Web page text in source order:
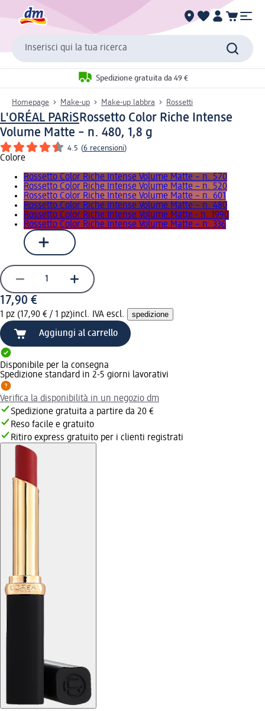
Inserisci qui la tua ricerca
Spedizione gratuita da 49 €
Homepage Make-up Make-up labbra Rossetti
L'ORÉAL PARiSRossetto Color Riche Intense
Volume Matte – n. 480, 1,8 g
4.5 (6 recensioni)
Colore
Rossetto Color Riche Intense Volume Matte – n. 570
Rossetto Color Riche Intense Volume Matte – n. 520
Rossetto Color Riche Intense Volume Matte – n. 601
Rossetto Color Riche Intense Volume Matte – n. 480
Rossetto Color Riche Intense Volume Matte - n. 1990
Rossetto Color Riche Intense Volume Matte – n. 336
17,90 €
1 pz (17,90 € / 1 pz)incl. IVA escl. spedizione
Aggiungi al carrello
Disponibile per la consegna
Spedizione standard in 2-5 giorni lavorativi
Verifica la disponibilità in un negozio dm
Spedizione gratuita a partire da 20 €
Reso facile e gratuito
Ritiro express gratuito per i clienti registrati